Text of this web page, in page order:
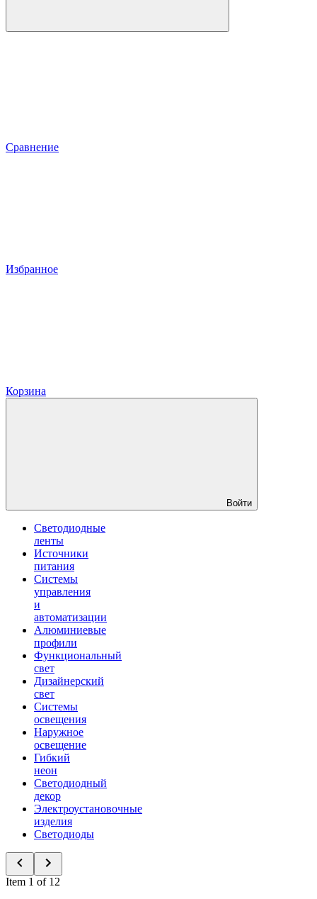
Сравнение
Избранное
Корзина
Войти
Светодиодные
ленты
Источники
питания
Системы
управления
и
автоматизации
Алюминиевые
профили
Функциональный
свет
Дизайнерский
свет
Системы
освещения
Наружное
освещение
Гибкий
неон
Светодиодный
декор
Электроустановочные
изделия
Светодиоды
Item 1 of 12